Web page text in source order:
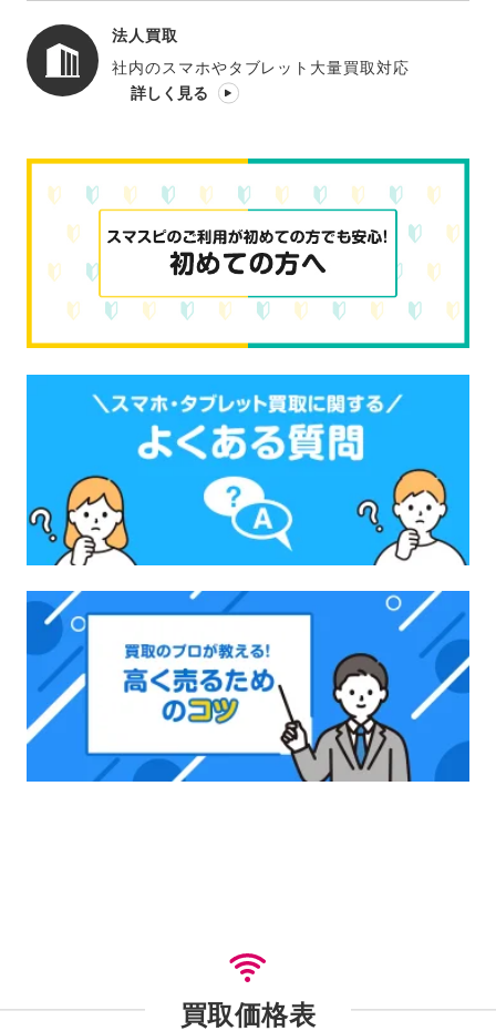
法人買取
社内のスマホやタブレット大量買取対応
詳しく見る
買取価格表